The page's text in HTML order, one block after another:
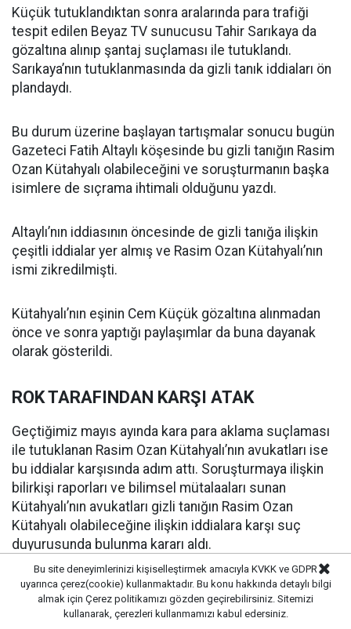
Küçük tutuklandıktan sonra aralarında para trafiği
tespit edilen Beyaz TV sunucusu Tahir Sarıkaya da
gözaltına alınıp şantaj suçlaması ile tutuklandı.
Sarıkaya’nın tutuklanmasında da gizli tanık iddiaları ön
plandaydı.
Bu durum üzerine başlayan tartışmalar sonucu bugün
Gazeteci Fatih Altaylı köşesinde bu gizli tanığın Rasim
Ozan Kütahyalı olabileceğini ve soruşturmanın başka
isimlere de sıçrama ihtimali olduğunu yazdı.
Altaylı’nın iddiasının öncesinde de gizli tanığa ilişkin
çeşitli iddialar yer almış ve Rasim Ozan Kütahyalı’nın
ismi zikredilmişti.
Kütahyalı’nın eşinin Cem Küçük gözaltına alınmadan
önce ve sonra yaptığı paylaşımlar da buna dayanak
olarak gösterildi.
ROK TARAFINDAN KARŞI ATAK
Geçtiğimiz mayıs ayında kara para aklama suçlaması
ile tutuklanan Rasim Ozan Kütahyalı’nın avukatları ise
bu iddialar karşısında adım attı. Soruşturmaya ilişkin
bilirkişi raporları ve bilimsel mütalaaları sunan
Kütahyalı’nın avukatları gizli tanığın Rasim Ozan
Kütahyalı olabileceğine ilişkin iddialara karşı suç
duyurusunda bulunma kararı aldı.
Rasim Ozan Kütahyalı, 14 Mayıs 2026 tarihinde Adana
merkezli 21 ilde yasa dışı bahis, kara para aklama ve
Bu site deneyimlerinizi kişiselleştirmek amacıyla KVKK ve GDPR
uyarınca çerez(cookie) kullanmaktadır. Bu konu hakkında detaylı bilgi
almak için Çerez politikamızı gözden geçirebilirsiniz. Sitemizi
kullanarak, çerezleri kullanmamızı kabul edersiniz.